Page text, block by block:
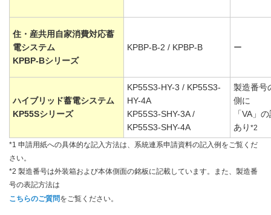
住・産共用自家消費対応蓄
電システム
KPBP-Bシリーズ
KPBP-B-2 / KPBP-B ー
ハイブリッド蓄電システム
KP55Sシリーズ
KP55S3-HY-3 / KP55S3-
HY-4A
KP55S3-SHY-3A /
KP55S3-SHY-4A
製造番号
側に
「VA」
あり *2
*1 申請用紙への具体的な記入方法は、系統連系申請資料の記入例をご覧くだ
さい。
*2 製造番号は外装箱および本体側面の銘板に記載しています。また、製造番
号の表記方法は
こちらのご質問をご覧ください。